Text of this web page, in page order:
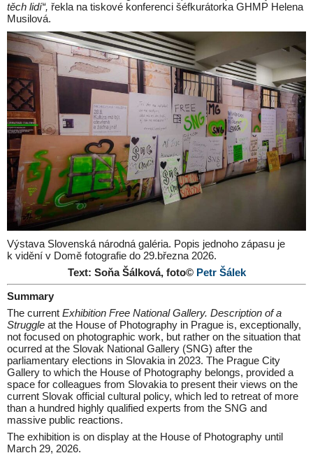
těch lidí“, řekla na tiskové konferenci šéfkurátorka GHMP Helena
Musilová.
Výstava Slovenská národná galéria. Popis jednoho zápasu je
k vidění v Domě fotografie do 29.března 2026.
Text: Soňa Šálková, foto© Petr Šálek
Summary
The current Exhibition Free National Gallery. Description of a
Struggle at the House of Photography in Prague is, exceptionally,
not focused on photographic work, but rather on the situation that
ocurred at the Slovak National Gallery (SNG) after the
parliamentary elections in Slovakia in 2023. The Prague City
Gallery to which the House of Photography belongs, provided a
space for colleagues from Slovakia to present their views on the
current Slovak official cultural policy, which led to retreat of more
than a hundred highly qualified experts from the SNG and
massive public reactions.
The exhibition is on display at the House of Photography until
March 29, 2026.